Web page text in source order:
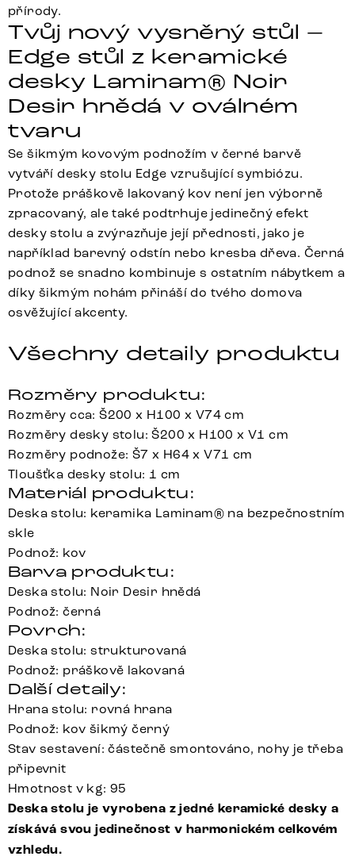
přírody.
Tvůj nový vysněný stůl –
Edge stůl z keramické
desky Laminam® Noir
Desir hnědá v oválném
tvaru
Se šikmým kovovým podnožím v černé barvě
vytváří desky stolu Edge vzrušující symbiózu.
Protože práškově lakovaný kov není jen výborně
zpracovaný, ale také podtrhuje jedinečný efekt
desky stolu a zvýrazňuje její přednosti, jako je
například barevný odstín nebo kresba dřeva. Černá
podnož se snadno kombinuje s ostatním nábytkem a
díky šikmým nohám přináší do tvého domova
osvěžující akcenty.
Všechny detaily produktu
Rozměry produktu:
Rozměry cca: Š200 x H100 x V74 cm
Rozměry desky stolu: Š200 x H100 x V1 cm
Rozměry podnože: Š7 x H64 x V71 cm
Tloušťka desky stolu: 1 cm
Materiál produktu:
Deska stolu: keramika Laminam® na bezpečnostním
skle
Podnož: kov
Barva produktu:
Deska stolu: Noir Desir hnědá
Podnož: černá
Povrch:
Deska stolu: strukturovaná
Podnož: práškově lakovaná
Další detaily:
Hrana stolu: rovná hrana
Podnož: kov šikmý černý
Stav sestavení: částečně smontováno, nohy je třeba
připevnit
Hmotnost v kg: 95
Deska stolu je vyrobena z jedné keramické desky a
získává svou jedinečnost v harmonickém celkovém
vzhledu.